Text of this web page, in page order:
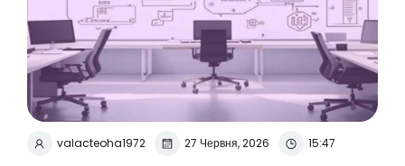
valacteoha1972 27 Червня, 2026 15:47